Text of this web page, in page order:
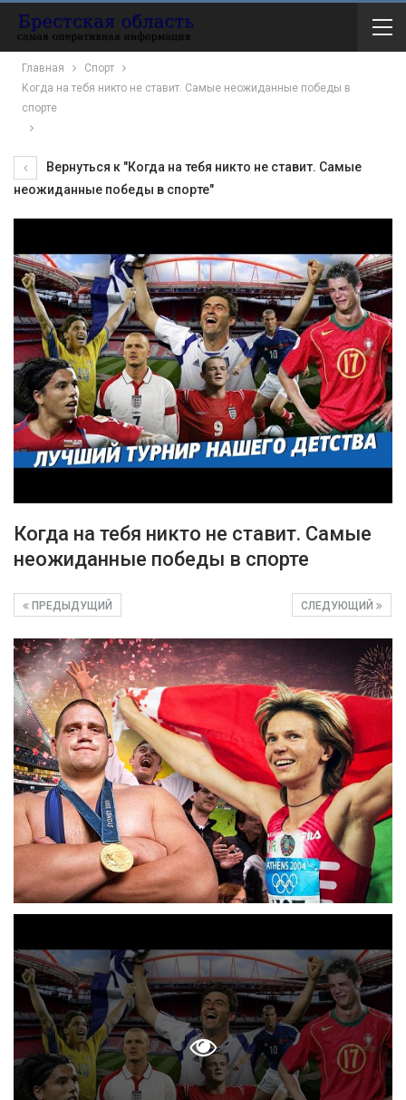
Главная
Спорт
Когда на тебя никто не ставит. Самые неожиданные победы в
спорте
Вернуться к "Когда на тебя никто не ставит. Самые
неожиданные победы в спорте"
Когда на тебя никто не ставит. Самые
неожиданные победы в спорте
СЛЕДУЮЩИЙ
ПРЕДЫДУЩИЙ